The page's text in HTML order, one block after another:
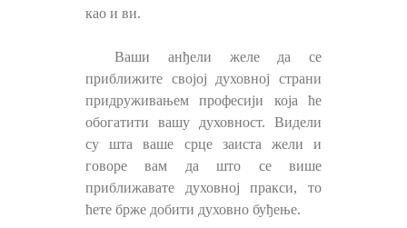
као и ви.
Ваши анђели желе да се
приближите својој духовној страни
придруживањем професији која ће
обогатити вашу духовност. Видели
су шта ваше срце заиста жели и
говоре вам да што се више
приближавате духовној пракси, то
ћете брже добити духовно буђење.